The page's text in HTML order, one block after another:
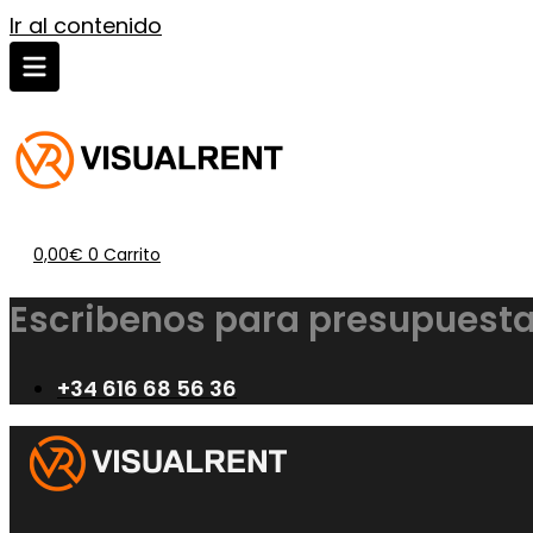
Ir al contenido
0,00€ 0 Carrito
Escribenos para
+34 616 68 56 36